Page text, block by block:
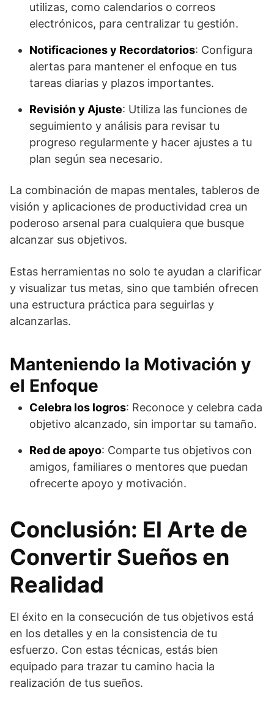
utilizas, como calendarios o correos
electrónicos, para centralizar tu gestión.
Notificaciones y Recordatorios: Configura
alertas para mantener el enfoque en tus
tareas diarias y plazos importantes.
Revisión y Ajuste: Utiliza las funciones de
seguimiento y análisis para revisar tu
progreso regularmente y hacer ajustes a tu
plan según sea necesario.
La combinación de mapas mentales, tableros de
visión y aplicaciones de productividad crea un
poderoso arsenal para cualquiera que busque
alcanzar sus objetivos.
Estas herramientas no solo te ayudan a clarificar
y visualizar tus metas, sino que también ofrecen
una estructura práctica para seguirlas y
alcanzarlas.
Manteniendo la Motivación y
el Enfoque
Celebra los logros: Reconoce y celebra cada
objetivo alcanzado, sin importar su tamaño.
Red de apoyo: Comparte tus objetivos con
amigos, familiares o mentores que puedan
ofrecerte apoyo y motivación.
Conclusión: El Arte de
Convertir Sueños en
Realidad
El éxito en la consecución de tus objetivos está
en los detalles y en la consistencia de tu
esfuerzo. Con estas técnicas, estás bien
equipado para trazar tu camino hacia la
realización de tus sueños.